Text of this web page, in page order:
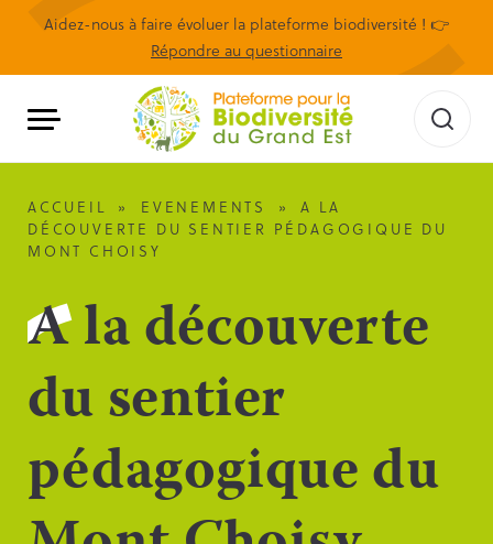
Aidez-nous à faire évoluer la plateforme biodiversité ! 👉
Répondre au questionnaire
ACCUEIL » EVENEMENTS »
A LA
DÉCOUVERTE DU SENTIER PÉDAGOGIQUE DU
MONT CHOISY
A la découverte
du sentier
pédagogique du